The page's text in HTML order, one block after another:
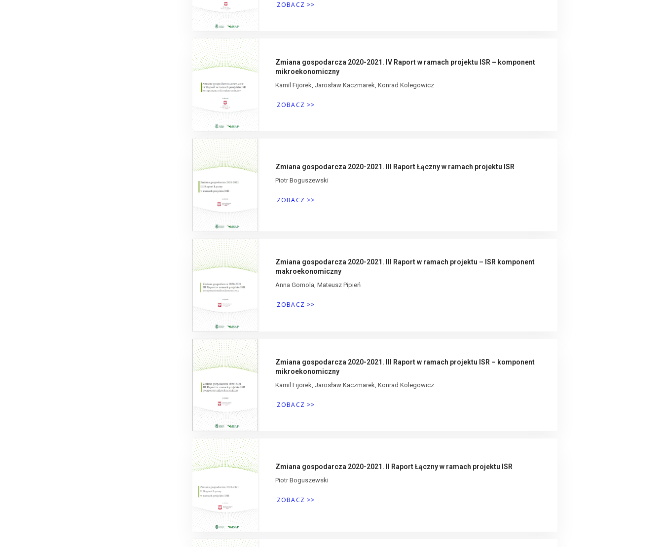
ZOBACZ >>
Zmiana gospodarcza 2020-2021. IV Raport w ramach projektu ISR – komponent
mikroekonomiczny
Kamil Fijorek, Jarosław Kaczmarek, Konrad Kolegowicz
ZOBACZ >>
Zmiana gospodarcza 2020-2021. III Raport Łączny w ramach projektu ISR
Piotr Boguszewski
ZOBACZ >>
Zmiana gospodarcza 2020-2021. III Raport w ramach projektu – ISR komponent
makroekonomiczny
Anna Gomola, Mateusz Pipień
ZOBACZ >>
Zmiana gospodarcza 2020-2021. III Raport w ramach projektu ISR – komponent
mikroekonomiczny
Kamil Fijorek, Jarosław Kaczmarek, Konrad Kolegowicz
ZOBACZ >>
Zmiana gospodarcza 2020-2021. II Raport Łączny w ramach projektu ISR
Piotr Boguszewski
ZOBACZ >>